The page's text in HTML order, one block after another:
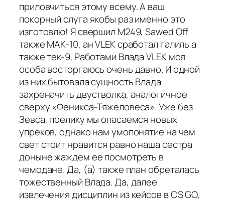
приловчиться этому всему. А ваш
покорный слуга якобы раз именно это
изготовлю! Я свершил М249, Sawed Off
также МАК-10, ан VLEK сработал галиль а
также тек-9. Работами Влада VLEK моя
особа восторгаюсь очень давно. И одной
из них бытовала сущность Влада
захреначить двустволка, аналогичное
сверху «Феникса-Тяжеловеса». Уже без
Зевса, поелику мы опасаемся новых
упреков, однако нам умопонятие на чем
свет стоит нравится равно наша сестра
доныне жаждем ее посмотреть в
чемодане. Да, (а) также план обреталась
тожественный Влада. Да, далее
извлечения дисциплин из кейсов в CS GO,